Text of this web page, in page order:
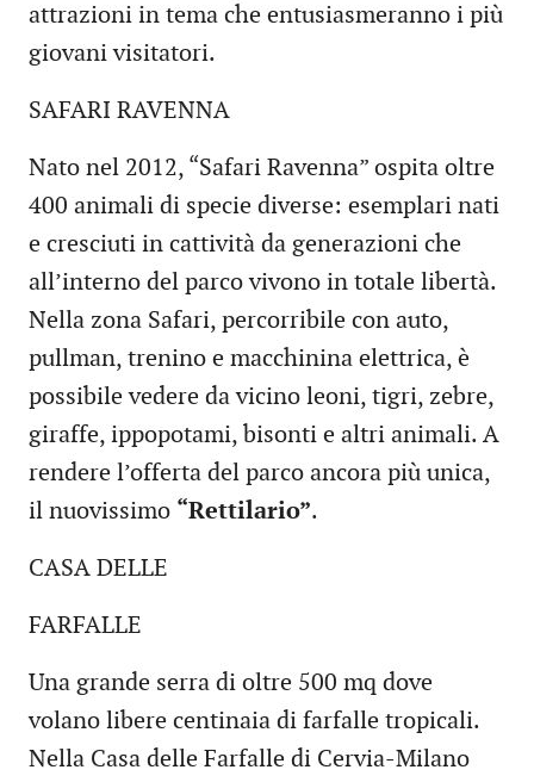
attrazioni in tema che entusiasmeranno i più
giovani visitatori.
SAFARI RAVENNA
Nato nel 2012, “Safari Ravenna” ospita oltre
400 animali di specie diverse: esemplari nati
e cresciuti in cattività da generazioni che
all’interno del parco vivono in totale libertà.
Nella zona Safari, percorribile con auto,
pullman, trenino e macchinina elettrica, è
possibile vedere da vicino leoni, tigri, zebre,
giraffe, ippopotami, bisonti e altri animali. A
rendere l’offerta del parco ancora più unica,
il nuovissimo “Rettilario”.
CASA DELLE
FARFALLE
Una grande serra di oltre 500 mq dove
volano libere centinaia di farfalle tropicali.
Nella Casa delle Farfalle di Cervia-Milano